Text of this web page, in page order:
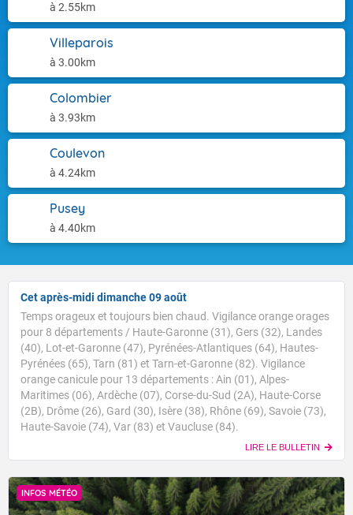
à 2.55km
Villeparois
à 3.00km
Colombier
à 3.93km
Coulevon
à 4.24km
Pusey
à 4.40km
Cet après-midi dimanche 09 août
Temps orageux et toujours bien chaud. Vigilance orange orages
pour 8 départements / Haute-Garonne (31), Gers (32), Landes
(40), Lot-et-Garonne (47), Pyrénées-Atlantiques (64), Hautes-
Pyrénées (65), Tarn (81) et Tarn-et-Garonne (82). Vigilance
orange canicule pour 13 départements : Ain (01), Alpes-
Maritimes (06), Ardèche (07), Corse-du-Sud (2A), Haute-Corse
(2B), Drôme (26), Gard (30), Isère (38), Rhône (69), Savoie (73),
Haute-Savoie (74), Var (83) et Vaucluse (84).
LIRE LE BULLETIN
INFOS MÉTÉO